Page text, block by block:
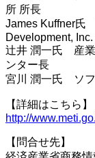
所 所長
James Kuffner氏
Development,
辻井 潤一氏 産業
ンター長
宮川 潤一氏 ソフ
【詳細はこちら】
http://
【問合せ先】